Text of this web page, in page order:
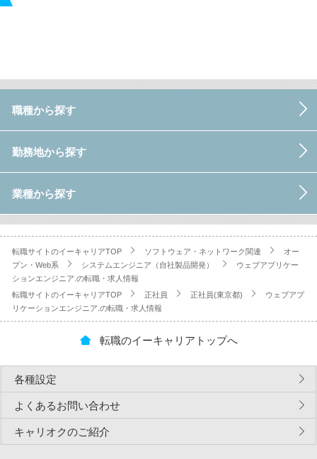
職種から探す
勤務地から探す
業種から探す
転職サイトのイーキャリアTOP ソフトウェア・ネットワーク関連
オー
プン・Web系
システムエンジニア（自社製品開発）
ウェブアプリケー
ションエンジニア.の転職・求人情報
転職サイトのイーキャリアTOP
正社員 正社員(東京都)
ウェブアプ
リケーションエンジニア.の転職・求人情報
転職のイーキャリアトップへ
各種設定
よくあるお問い合わせ
キャリオクのご紹介